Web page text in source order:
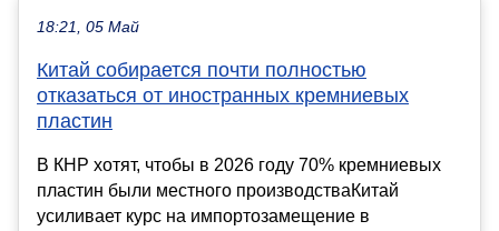
18:21, 05 Май
Китай собирается почти полностью
отказаться от иностранных кремниевых
пластин
В КНР хотят, чтобы в 2026 году 70% кремниевых
пластин были местного производстваКитай
усиливает курс на импортозамещение в